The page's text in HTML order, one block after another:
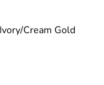
Cream Gold